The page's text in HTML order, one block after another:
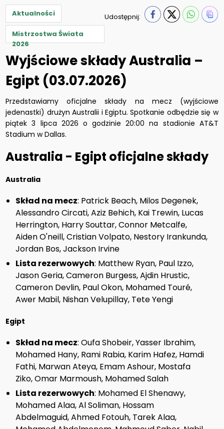
Aktualności
Mistrzostwa Świata
2026
Udostępnij:
Wyjściowe składy Australia –
Egipt (03.07.2026)
Przedstawiamy oficjalne składy na mecz (wyjściowe
jedenastki) drużyn Australii i Egiptu. Spotkanie odbędzie się w
piątek 3 lipca 2026 o godzinie 20:00 na stadionie AT&T
Stadium w Dallas.
Australia - Egipt oficjalne składy
Australia
Skład na mecz: Patrick Beach, Milos Degenek,
Alessandro Circati, Aziz Behich, Kai Trewin, Lucas
Herrington, Harry Souttar, Connor Metcalfe,
Aiden O'neill, Cristian Volpato, Nestory Irankunda,
Jordan Bos, Jackson Irvine
Lista rezerwowych: Matthew Ryan, Paul Izzo,
Jason Geria, Cameron Burgess, Ajdin Hrustic,
Cameron Devlin, Paul Okon, Mohamed Touré,
Awer Mabil, Nishan Velupillay, Tete Yengi
Egipt
Skład na mecz: Oufa Shobeir, Yasser Ibrahim,
Mohamed Hany, Rami Rabia, Karim Hafez, Hamdi
Fathi, Marwan Ateya, Emam Ashour, Mostafa
Ziko, Omar Marmoush, Mohamed Salah
Lista rezerwowych: Mohamed El Shenawy,
Mohamed Alaa, Al Soliman, Hossam
Abdelmaguid, Ahmed Fotouh, Tarek Alaa,